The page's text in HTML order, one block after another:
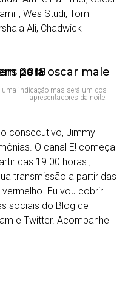
Wes Studi, Tom
Ali, Chadwick
indicação mas será um dos
apresentadores da noite.
consecutivo, Jimmy
O canal E! começa
das 19.00 horas.,
transmissão a partir das
Eu vou cobrir
sociais do Blog de
e Twitter. Acompanhe